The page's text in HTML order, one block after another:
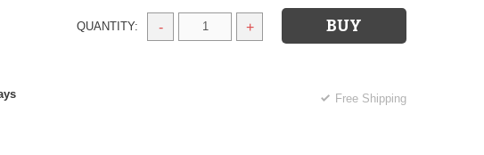
QUANTITY: - +
Free Shipping